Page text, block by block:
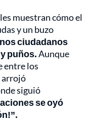
muestran cómo el
y un buzo
ciudadanos
puños.Aunque
entre los
arrojó
siguió
se oyó